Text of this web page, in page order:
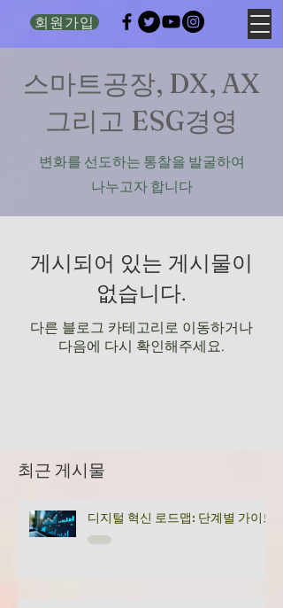
회원가입
​스마트공장, DX, AX
그리고 ESG경영
변화를 선도하는 통찰을 발굴하여
나누고자 합니다
게시되어 있는 게시물이
없습니다.
다른 블로그 카테고리로 이동하거나
다음에 다시 확인해주세요.
최근 게시물
디지털 혁신 로드맵: 단계별 가이드